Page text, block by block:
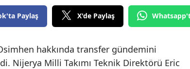
Paylaş X'de Paylaş
hakkında transfer gündemini
Nijerya Milli Takımı Teknik Direktörü Eric